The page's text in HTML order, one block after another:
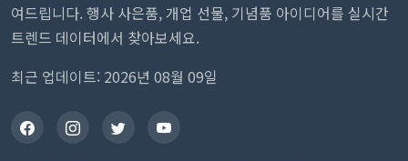
여드립니다. 행사 사은품, 개업 선물, 기념품 아이디어를 실시간
트렌드 데이터에서 찾아보세요.
최근 업데이트: 2026년 08월 09일